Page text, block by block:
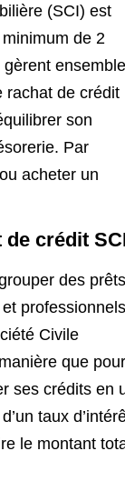
(SCI) est
de 2
ensemble
rachat de crédit
son
Par
acheter un
de crédit
des prêts
Civile
que pour
ses crédits en
taux
le montant